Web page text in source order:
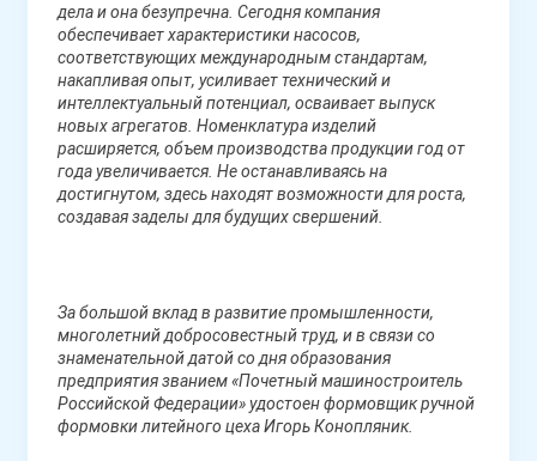
дела и она безупречна. Сегодня компания
обеспечивает характеристики насосов,
соответствующих международным стандартам,
накапливая опыт, усиливает технический и
интеллектуальный потенциал, осваивает выпуск
новых агрегатов. Номенклатура изделий
расширяется, объем производства продукции год от
года увеличивается. Не останавливаясь на
достигнутом, здесь находят возможности для роста,
создавая заделы для будущих свершений.
За большой вклад в развитие промышленности,
многолетний добросовестный труд, и в связи со
знаменательной датой со дня образования
предприятия званием «Почетный машиностроитель
Российской Федерации» удостоен формовщик ручной
формовки литейного цеха Игорь Конопляник.